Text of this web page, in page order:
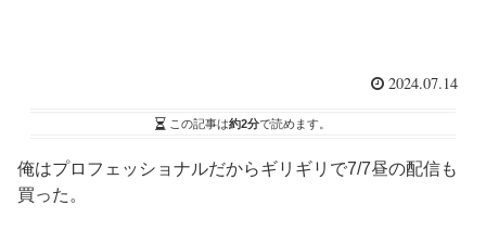
2024.07.14
この記事は約2分で読めます。
俺はプロフェッショナルだからギリギリで7/7昼の配信も
買った。